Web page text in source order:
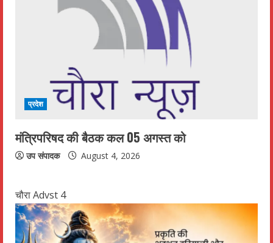
प्रदेश
मंत्रिपरिषद की बैठक कल 05 अगस्त को
उप संपादक August 4, 2026
चौरा Advst 4